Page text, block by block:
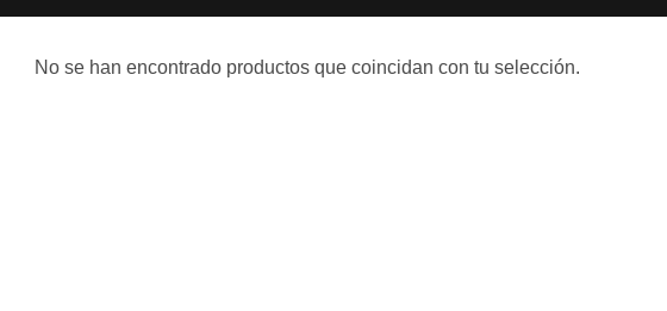
No se han encontrado productos que coincidan con tu selección.